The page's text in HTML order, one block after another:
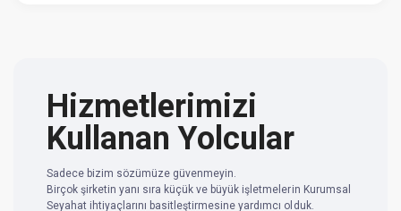
Hizmetlerimizi
Kullanan Yolcular
Sadece bizim sözümüze güvenmeyin.
Birçok şirketin yanı sıra küçük ve büyük işletmelerin Kurumsal
Seyahat ihtiyaçlarını basitleştirmesine yardımcı olduk.